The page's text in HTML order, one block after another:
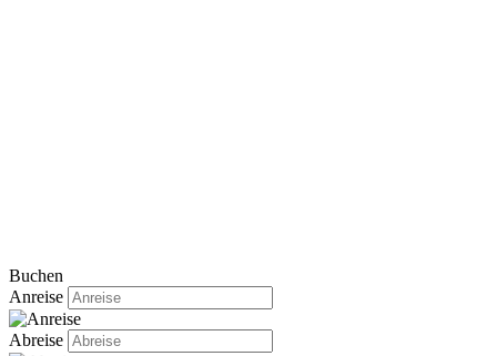
Buchen
Anreise
Abreise